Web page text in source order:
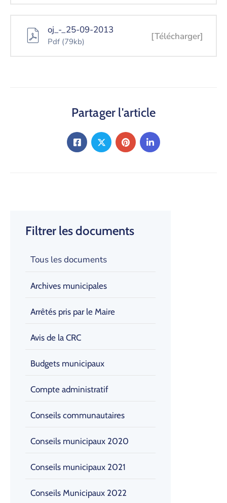
Filtrer les documents
Tous les documents
Archives municipales
Arrêtés pris par le Maire
Avis de la CRC
Budgets municipaux
Compte administratif
Conseils communautaires
Conseils municipaux 2020
Conseils municipaux 2021
Conseils Municipaux 2022
oj_-_25-09-2013
Pdf (79kb) [Télécharger]
Partager l'article